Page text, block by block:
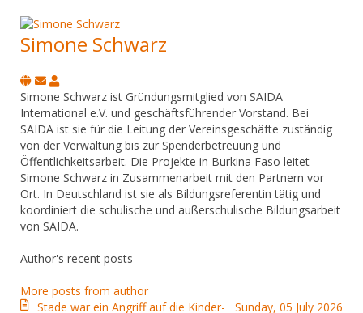
Simone Schwarz
Subscribe
to
updates
from
author
Simone
Schwarz
Simone Schwarz ist Gründungsmitglied von SAIDA
International e.V. und geschäftsführender Vorstand. Bei
SAIDA ist sie für die Leitung der Vereinsgeschäfte zuständig
von der Verwaltung bis zur Spenderbetreuung und
Öffentlichkeitsarbeit. Die Projekte in Burkina Faso leitet
Simone Schwarz in Zusammenarbeit mit den Partnern vor
Ort. In Deutschland ist sie als Bildungsreferentin tätig und
koordiniert die schulische und außerschulische Bildungsarbeit
von SAIDA.
Author's recent posts
More posts from author
Sunday, 05 July 2026
Stade war ein Angriff auf die Kinder-